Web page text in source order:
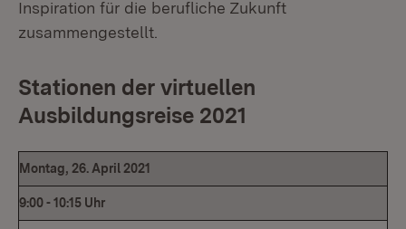
Inspiration für die berufliche Zukunft
zusammengestellt.
Stationen der virtuellen
Ausbildungsreise 2021
Montag, 26. April 2021
9:00-10:15 Uhr